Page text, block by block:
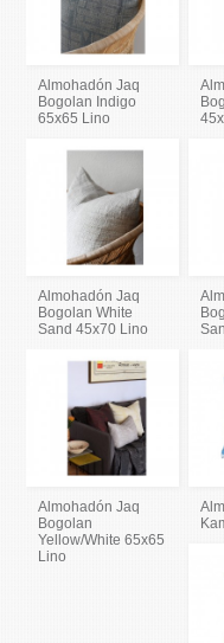
Almohadón Jaq
Bogolan Indigo
65x65 Lino
Almohadón Jaq
Bogolan White
Sand 45x70 Lino
Almohadón Jaq
Bogolan
Yellow/White 65x65
Lino